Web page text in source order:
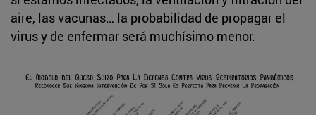
aire, las vacunas… la probabilidad de propagar el
virus y de enfermar será muchísimo menor.